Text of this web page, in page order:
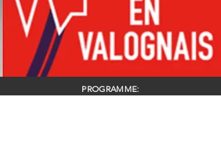
PROGRAMME: